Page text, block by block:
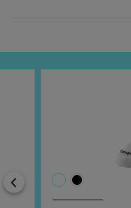
Previous